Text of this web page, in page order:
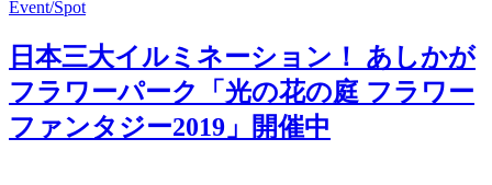
Event/Spot
日本三大イルミネーション！ あしかが
フラワーパーク「光の花の庭 フラワー
ファンタジー2019」開催中